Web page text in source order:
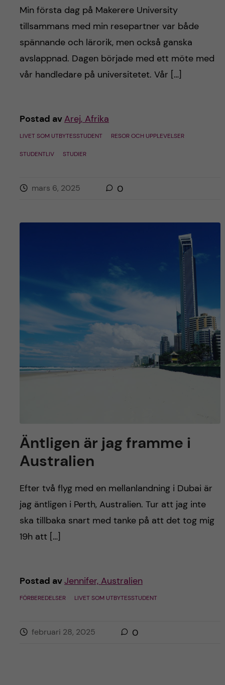
Min första dag på Makerere University
tillsammans med min resepartner var både
spännande och lärorik, men också ganska
avslappnad. Dagen började med ett möte med
vår handledare på universitetet. Vår […]
Postad avArej, Afrika
LIVET SOM UTBYTESSTUDENT RESOR OCH UPPLEVELSER
STUDENTLIV STUDIER
mars 6, 2025 0
Äntligen är jag framme i
Australien
Efter två flyg med en mellanlandning i Dubai är
jag äntligen i Perth, Australien. Tur att jag inte
ska tillbaka snart med tanke på att det tog mig
19h att […]
Postad avJennifer, Australien
FÖRBEREDELSER LIVET SOM UTBYTESSTUDENT
februari 28, 2025 0